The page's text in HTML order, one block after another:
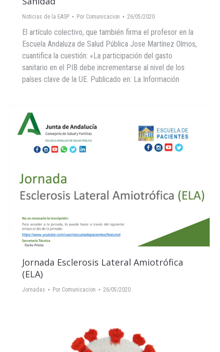
Noticias de la EASP Por Comunicacion 26/05/2020
El artículo colectivo, que también firma el profesor en la
Escuela Andaluza de Salud Pública Jose Martínez Olmos,
cuantifica la cuestión: «La participación del gasto
sanitario en el PIB debe incrementarse al nivel de los
países clave de la UE. Publicado en: La Información
Jornada Esclerosis Lateral Amiotrófica
(ELA)
Jornadas Por Comunicacion 26/05/2020